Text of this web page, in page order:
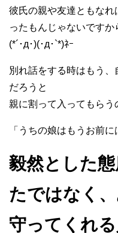
彼氏の親や友達ともな
ったもんじゃないですか
(*´･д･)(･д･`*)ﾈｰ
別れ話をする時はもう
だろうと
親に割って入ってもら
「うちの娘はもうお前
毅然とした
たではなく
守ってくれ